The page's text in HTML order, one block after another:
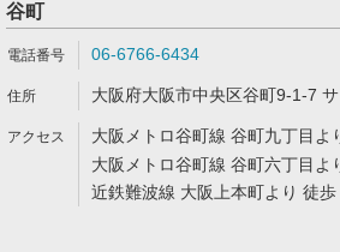
谷町
06-6766-6434
大阪府大阪市中央区谷町9-1-7
大阪メトロ谷町線 谷町九丁目よ
大阪メトロ谷町線 谷町六丁目よ
近鉄難波線 大阪上本町より 徒